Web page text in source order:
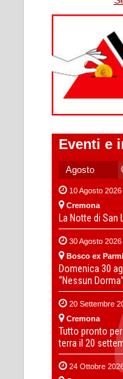
Eventi e
10 Agosto
Cremona
La Notte di San
30 Agosto
Bosco ex
Domenica 30
“Nessun Dorma”
20 Settembre
Cremona
Tutto pronto per
terra il 20
24 Ottobre